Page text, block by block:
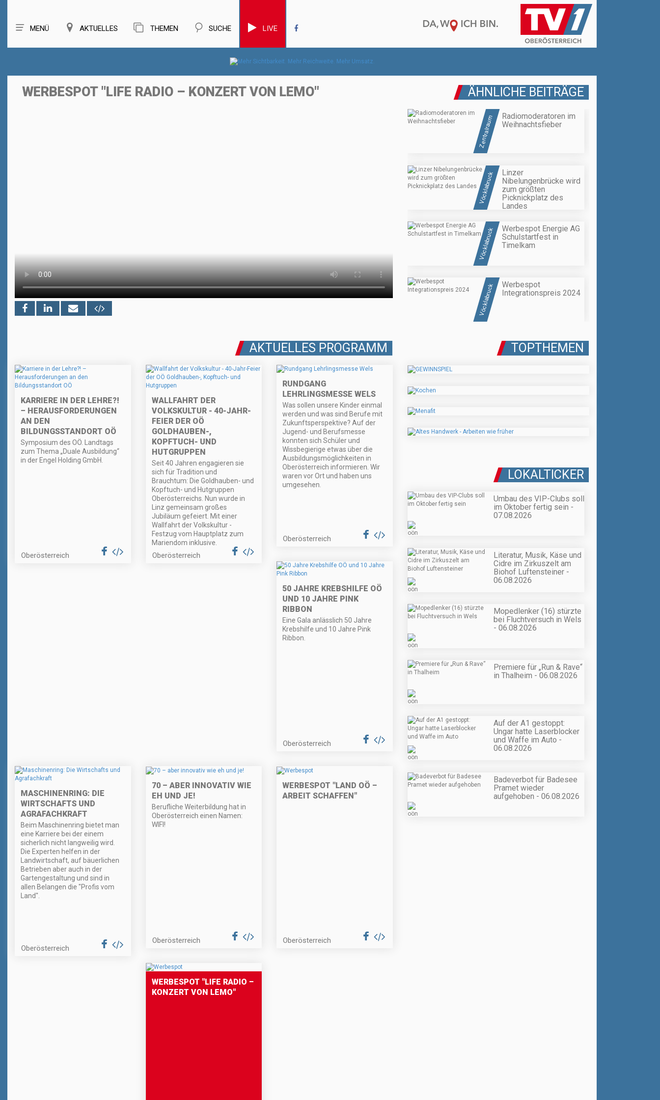
MENÜ AKTUELLES THEMEN SUCHE LIVE
WERBESPOT "LIFE RADIO – KONZERT VON LEMO" ÄHNLICHE BEITRÄGE
Zentralraum
Radiomoderatoren im
Weihnachtsfieber
Vöcklabruck
Linzer
Nibelungenbrücke wird
zum größten
Picknickplatz des
Landes
Vöcklabruck
Werbespot Energie AG
Schulstartfest in
Timelkam
Vöcklabruck
Werbespot
Integrationspreis 2024
AKTUELLES PROGRAMM
KARRIERE IN DER LEHRE?!
– HERAUSFORDERUNGEN
AN DEN
BILDUNGSSTANDORT OÖ
Symposium des OÖ. Landtags
zum Thema „Duale Ausbildung“
in der Engel Holding GmbH.
Oberösterreich
WALLFAHRT DER
VOLKSKULTUR - 40-JAHR-
FEIER DER OÖ
GOLDHAUBEN-,
KOPFTUCH- UND
HUTGRUPPEN
Seit 40 Jahren engagieren sie
sich für Tradition und
Brauchtum: Die Goldhauben- und
Kopftuch- und Hutgruppen
Oberösterreichs. Nun wurde in
Linz gemeinsam großes
Jubiläum gefeiert. Mit einer
Wallfahrt der Volkskultur -
Festzug vom Hauptplatz zum
Mariendom inklusive.
Oberösterreich
RUNDGANG
LEHRLINGSMESSE WELS
Was sollen unsere Kinder einmal
werden und was sind Berufe mit
Zukunftsperspektive? Auf der
Jugend- und Berufsmesse
konnten sich Schüler und
Wissbegierige etwas über die
Ausbildungsmöglichkeiten in
Oberösterreich informieren. Wir
waren vor Ort und haben uns
umgesehen.
Oberösterreich
50 JAHRE KREBSHILFE OÖ
UND 10 JAHRE PINK
RIBBON
Eine Gala anlässlich 50 Jahre
Krebshilfe und 10 Jahre Pink
Ribbon.
Oberösterreich
MASCHINENRING: DIE
WIRTSCHAFTS UND
AGRAFACHKRAFT
Beim Maschinenring bietet man
eine Karriere bei der einem
sicherlich nicht langweilig wird.
Die Experten helfen in der
Landwirtschaft, auf bäuerlichen
Betrieben aber auch in der
Gartengestaltung und sind in
allen Belangen die "Profis vom
Land".
Oberösterreich
70 – ABER INNOVATIV WIE
EH UND JE!
Berufliche Weiterbildung hat in
Oberösterreich einen Namen:
WIFI!
Oberösterreich
WERBESPOT "LAND OÖ –
ARBEIT SCHAFFEN"
Oberösterreich
WERBESPOT "LIFE RADIO –
KONZERT VON LEMO"
TOPTHEMEN
LOKALTICKER
Umbau des VIP-Clubs soll
im Oktober fertig sein -
07.08.2026
Literatur, Musik, Käse und
Cidre im Zirkuszelt am
Biohof Luftensteiner -
06.08.2026
Mopedlenker (16) stürzte
bei Fluchtversuch in Wels
- 06.08.2026
Premiere für „Run & Rave“
in Thalheim - 06.08.2026
Auf der A1 gestoppt:
Ungar hatte Laserblocker
und Waffe im Auto -
06.08.2026
Badeverbot für Badesee
Pramet wieder
aufgehoben - 06.08.2026